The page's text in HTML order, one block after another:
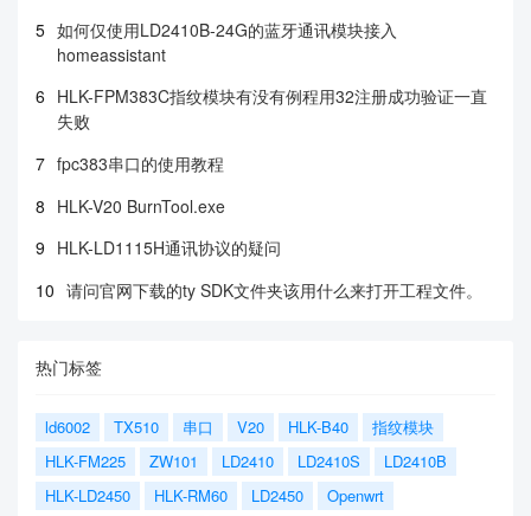
5 如何仅使用LD2410B-24G的蓝牙通讯模块接入
homeassistant
6 HLK-FPM383C指纹模块有没有例程用32注册成功验证一直
失败
7 fpc383串口的使用教程
8 HLK-V20 BurnTool.exe
9 HLK-LD1115H通讯协议的疑问
10 请问官网下载的ty SDK文件夹该用什么来打开工程文件。
热门标签
ld6002 TX510 串口 V20 HLK-B40
指纹模块
HLK-FM225
ZW101 LD2410 LD2410S
LD2410B
HLK-LD2450
HLK-RM60 LD2450
Openwrt